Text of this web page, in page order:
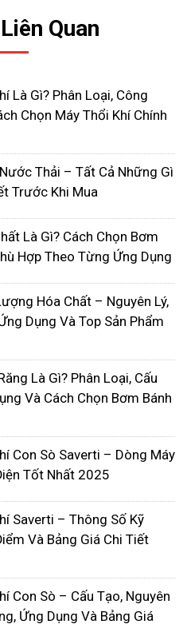
khí bị tắc nghẽn
đúng cách là nguyên
tái lập chậm hơn,
năng khác. Gioăng bị rò
bị mòn hoặc cổng tuần
chậm quá trình sơn
quan, thì bạn nên kiểm
định vị trí của vấn đề .
Quan
Là Gì? Phân Loại, Công
Chọn Máy Thổi Khí Chính
Thải – Tất Cả Những Gì
Trước Khi Mua
Là Gì? Cách Chọn Bơm
Hợp Theo Từng Ứng Dụng
Hóa Chất – Nguyên Lý,
Dụng Và Top Sản Phẩm
Là Gì? Phân Loại, Cấu
Và Cách Chọn Bơm Bánh
Con Sò Saverti – Dòng Máy
Tốt Nhất 2025
Saverti – Thông Số Kỹ
Và Bảng Giá Chi Tiết
Con Sò – Cấu Tạo, Nguyên
Ứng Dụng Và Bảng Giá